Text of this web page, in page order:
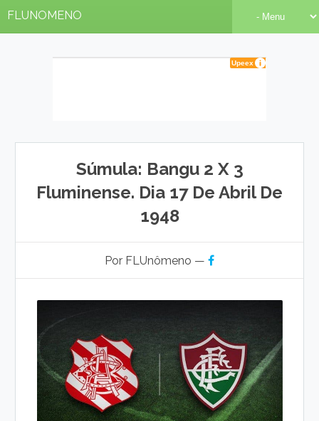
FLUNOMENO
Súmula: Bangu 2 X 3
Fluminense. Dia 17 De Abril De
1948
Por FLUnômeno —